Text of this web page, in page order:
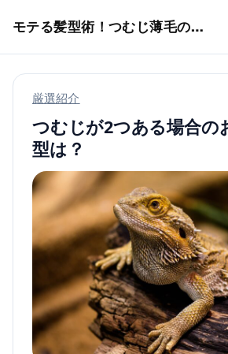
モテる髪型術！つむじ薄毛の隠し方
厳選紹介
つむじが2つある場合の
型は？